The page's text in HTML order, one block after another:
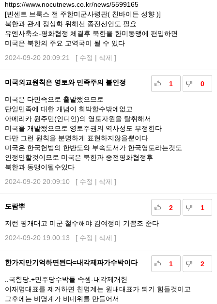
https://www.nocutnews.co.kr/news/5599165
[빈센트 브룩스 전 주한미군사령관( 친바이든 성향 )]
북한과 관계 정상화 위해선 종전선언도 필요
유엔사축소-평화협정 체결후 북한을 한미동맹에 편입하면
미국은 북한의 주요 교역국이 될 수 있다
2024-09-20 20:09:21 [ 수정 | 삭제 ]
1 0
미국외교원칙은 영토와 민족주의 불인정
미국은 다민족으로 출발했으므로
단일민족에 대한 개념이 희박할수밖에없고
아메리카 원주민(인디언)의 영토자원을 탈취해서
미국을 개발했으므로 영토주권의 역사성도 부정한다
다만 그런 원칙을 분명하게 표현하지않을뿐이다
미국은 한국헌법의 한반도와 부속도서가 한국영토라는것도
인정안할것이므로 미국은 북한과 종전평화협정후
북한과 동맹이될수있다
2024-09-20 20:09:10 [ 수정 | 삭제 ]
2 1
도람뿌
저런 핑개대고 미군 철수해야 김여정이 기쁨조 준다
2024-09-20 19:00:13 [ 수정 | 삭제 ]
1 2
한가지만기억하면된다=내각제파가수박이다
..국힘당.+민주당수박들 속셈-내각제개헌
이재명대표를 제거하면 친명계는 원내대표가 되기 힘들것이고
그후에는 비명계가 비대위를 만들어서